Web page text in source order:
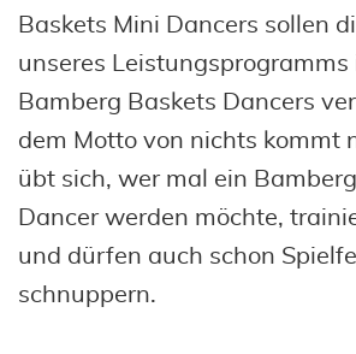
Baskets Mini Dancers sollen
unseres Leistungsprogramms
Bamberg Baskets Dancers
dem Motto von nichts kommt
übt sich, wer mal ein
Dancer werden möchte,
und dürfen auch schon
schnuppern.